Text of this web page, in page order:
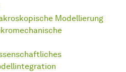
Modellierung